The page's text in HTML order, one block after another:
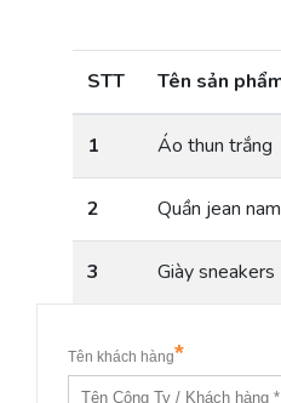
STT Tên sản
1 Áo thun trắng
2 Quần jean nam
3 Giày sneakers